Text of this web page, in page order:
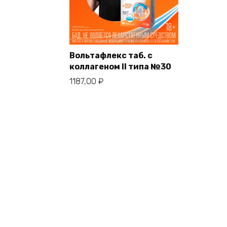
Вольтафлекс таб. с
коллагеном II типа №30
1187,00 ₽